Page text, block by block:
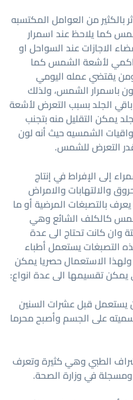
من العوامل المكتسبه
كما يلاحظ عند اسمرار
عند السواحل او
لأشعة الشمس كما
يقتضي عمله اليومي
باسمرار الشمس، ولذلك
الجلد بسبب التعرض لأشعة
يمكن التقليل منه بتجنب
الشمسيه حيث أنه لون
التعرض للشمس.
إلى الإفراط في إنتاج
والالتهابات والامراض
بالتصبغات المرضية أو ما
كالكلف الشائع وهي
كانت تحتاج الى عدة
التصبغات يستعمل أطباء
ولهذا الاستعمال حصريا يمكن
تقسيمها الى عدة انواع:
قبل عشرات السنين
على الجسم وأصبح محرما
الطبي وهي كثيرة وتعرف
في وزارة الصحة.